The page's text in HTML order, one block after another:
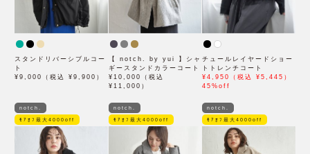
スタンドリバーシブルコー
ト
¥9,000（税込 ¥9,900）
【 notch. by yui 】シャ
ギースタンドカラーコート
¥10,000（税込
¥11,000）
チュールレイヤードショー
トトレンチコート
¥4,950（税込 ¥5,445）
45%off
notch.
ﾓｱｵﾌ最大4000off
notch.
ﾓｱｵﾌ最大4000off
notch.
ﾓｱｵﾌ最大4000off